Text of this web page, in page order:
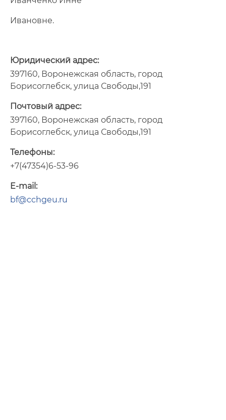
Юридический адрес:
397160, Воронежская область, город
Борисоглебск, улица Свободы,191
Почтовый адрес:
397160, Воронежская область, город
Борисоглебск, улица Свободы,191
Телефоны:
+7(47354)6-53-96
E-mail:
bf@cchgeu.ru
Ивановне.